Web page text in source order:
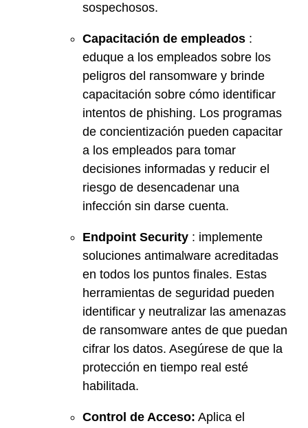
sospechosos.
Capacitación de empleados :
eduque a los empleados sobre los
peligros del ransomware y brinde
capacitación sobre cómo identificar
intentos de phishing. Los programas
de concientización pueden capacitar
a los empleados para tomar
decisiones informadas y reducir el
riesgo de desencadenar una
infección sin darse cuenta.
Endpoint Security : implemente
soluciones antimalware acreditadas
en todos los puntos finales. Estas
herramientas de seguridad pueden
identificar y neutralizar las amenazas
de ransomware antes de que puedan
cifrar los datos. Asegúrese de que la
protección en tiempo real esté
habilitada.
Control de Acceso: Aplica el